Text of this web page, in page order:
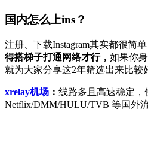
国内怎么上ins？
注册、下载Instagram其实都很简单
得搭梯子打通网络才行， 如果你
就为大家分享这2年筛选出来比较
xrelay机场 ： 线路多且高速稳定，
Netflix/DMM/HULU/TVB 等国外